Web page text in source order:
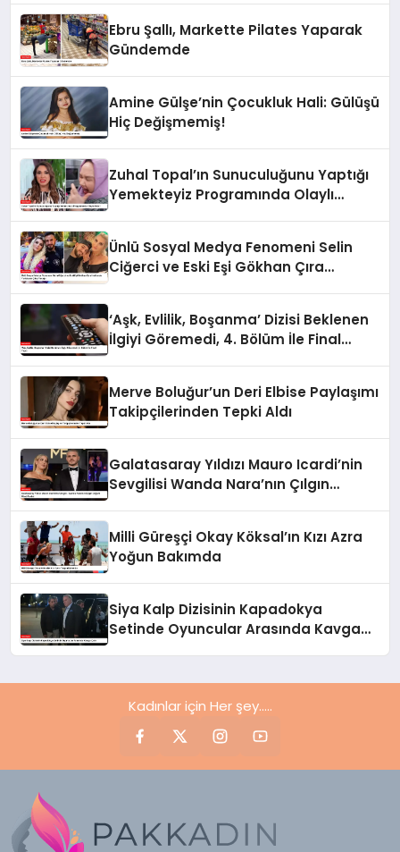
Ebru Şallı, Markette Pilates Yaparak
Gündemde
Amine Gülşe’nin Çocukluk Hali: Gülüşü
Hiç Değişmemiş!
Zuhal Topal’ın Sunuculuğunu Yaptığı
Yemekteyiz Programında Olaylı
Ünlü Sosyal Medya Fenomeni Selin
Ciğerci ve Eski Eşi Gökhan Çıra
‘Aşk, Evlilik, Boşanma’ Dizisi Beklenen
İlgiyi Göremedi, 4. Bölüm İle Final
Merve Boluğur’un Deri Elbise Paylaşımı
Takipçilerinden Tepki Aldı
Galatasaray Yıldızı Mauro Icardi’nin
Sevgilisi Wanda Nara’nın Çılgın
Milli Güreşçi Okay Köksal’ın Kızı Azra
Yoğun Bakımda
Siya Kalp Dizisinin Kapadokya
Setinde Oyuncular Arasında Kavga
Kadınlar için Her şey.....